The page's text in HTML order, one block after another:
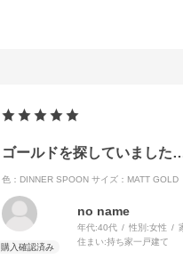
ゴールドを探していました
色：DINNER SPOON サイズ：MATT GOLD
no name
年代:40代 性別:女性
住まい:持ち家一戸建て